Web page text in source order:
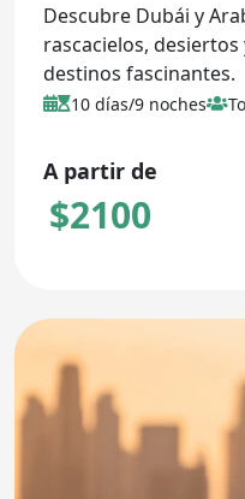
Descubre Dubái y
rascacielos,
destinos fascinantes.
10 días/9 noches
A partir de
$2100